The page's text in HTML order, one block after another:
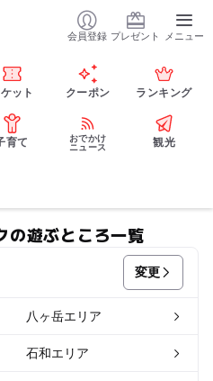
会員登録 プレゼント メニュー
ット クーポン ランキング
育て
おでかけ
ニュース
観光
の遊ぶところ一覧
変更
八ヶ岳エリア
石和エリア